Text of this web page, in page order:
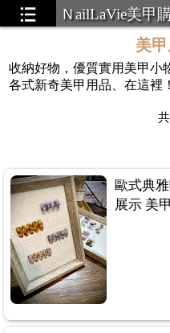
ＮailLaVie美甲
優惠中...31
...75
美
收納好物，優質實用美甲小
各式新奇美甲用品、在這裡！
共
歐式典
展示 美